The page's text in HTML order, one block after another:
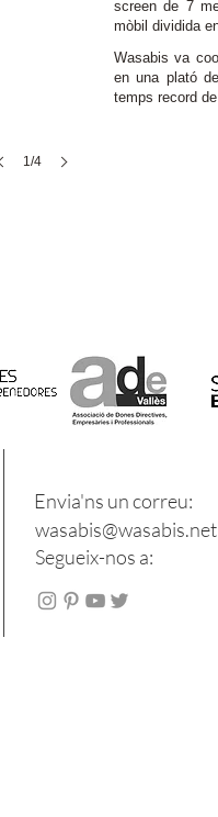
1/4
screen de 7
mòbil dividida
Wasabis va
en una plató
temps record
Envia'ns un correu:
wasabis@wasabis.net
Segueix-nos a: